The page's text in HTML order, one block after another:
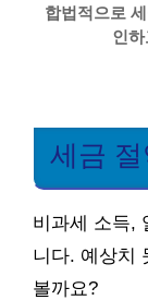
합법적으로
인
세금
비과세 소득,
니다. 예상치
볼까요?